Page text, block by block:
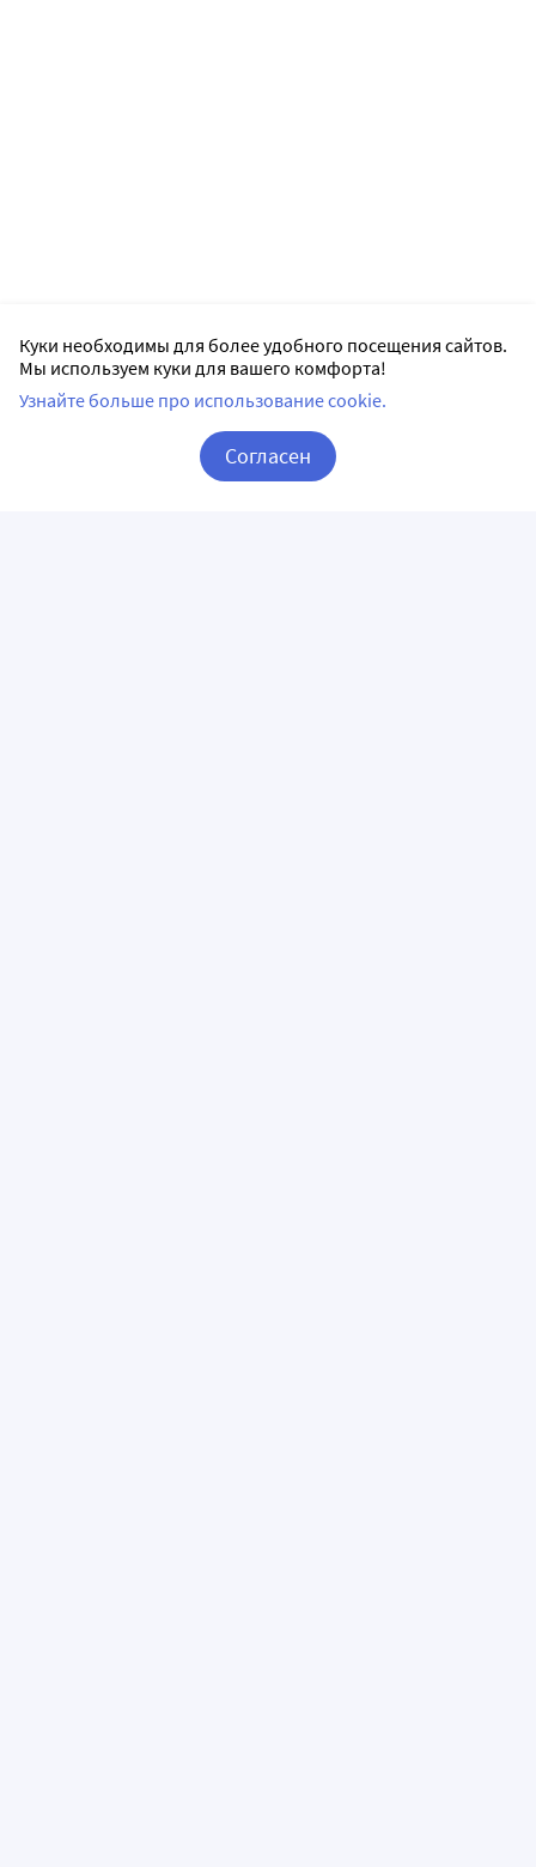
Куки необходимы для более удобного посещения сайтов.
Мы используем куки для вашего комфорта!
Узнайте больше про использование cookie.
Согласен